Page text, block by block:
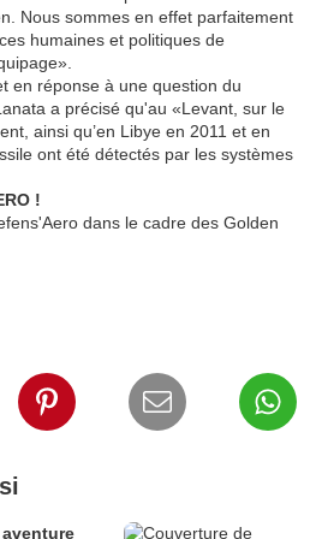
Nous sommes en effet parfaitement
humaines et politiques de
en réponse à une question du
a précisé qu'au «Levant, sur le
ainsi qu’en Libye en 2011 et en
ont été détectés par les systèmes
!
dans le cadre des Golden